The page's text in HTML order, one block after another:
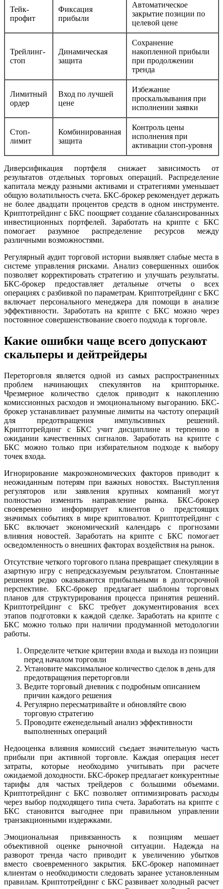
Тейк-
профит
Фиксация
прибыли
Автоматическое
закрытие позиции по
целевой цене
Трейлинг-
стоп
Динамическая
защита
Сохранение
накопленной прибыли
при продолжении
тренда
Лимитный
ордер
Вход по лучшей
цене
Избежание
проскальзывания при
исполнении заявки
Стоп-
лимит
Комбинированная
защита
Контроль цены
исполнения при
активации стоп-уровня
Диверсификация портфеля снижает зависимость от
результатов отдельных торговых операций. Распределение
капитала между разными активами и стратегиями уменьшает
общую волатильность счета. БКС-брокер рекомендует держать
не более двадцати процентов средств в одном инструменте.
Криптотрейдинг с БКС поощряет создание сбалансированных
инвестиционных портфелей. Заработать на крипте с БКС
помогает разумное распределение ресурсов между
различными возможностями.
Регулярный аудит торговой истории выявляет слабые места в
системе управления рисками. Анализ совершенных ошибок
позволяет корректировать стратегию и улучшать результаты.
БКС-брокер предоставляет детальные отчеты о всех
операциях с разбивкой по параметрам. Криптотрейдинг с БКС
включает персонального менеджера для помощи в анализе
эффективности. Заработать на крипте с БКС можно через
постоянное совершенствование своего подхода к торговле.
Какие ошибки чаще всего допускают
скальперы и дейтрейдеры
Переторговля является одной из самых распространенных
проблем начинающих спекулянтов на крипторынке.
Чрезмерное количество сделок приводит к накоплению
комиссионных расходов и эмоциональному выгоранию. БКС-
брокер устанавливает разумные лимиты на частоту операций
для предотвращения импульсивных решений.
Криптотрейдинг с БКС учит дисциплине и терпению в
ожидании качественных сигналов. Заработать на крипте с
БКС можно только при избирательном подходе к выбору
точек входа.
Игнорирование макроэкономических факторов приводит к
неожиданным потерям при важных новостях. Выступления
регуляторов или заявления крупных компаний могут
полностью изменить направление рынка. БКС-брокер
своевременно информирует клиентов о предстоящих
значимых событиях в мире криптовалют. Криптотрейдинг с
БКС включает экономический календарь с прогнозами
влияния новостей. Заработать на крипте с БКС помогает
осведомленность о внешних факторах воздействия на рынок.
Отсутствие четкого торгового плана превращает спекуляции в
азартную игру с непредсказуемым результатом. Спонтанные
решения редко оказываются прибыльными в долгосрочной
перспективе. БКС-брокер предлагает шаблоны торговых
планов для структурирования процесса принятия решений.
Криптотрейдинг с БКС требует документирования всех
этапов подготовки к каждой сделке. Заработать на крипте с
БКС можно только при наличии продуманной методологии
работы.
Определите четкие критерии входа и выхода из позиции
перед началом торговли
Установите максимальное количество сделок в день для
предотвращения переторговли
Ведите торговый дневник с подробным описанием
причин каждого решения
Регулярно пересматривайте и обновляйте свою
торговую стратегию
Проводите еженедельный анализ эффективности
выполненных операций
Недооценка влияния комиссий съедает значительную часть
прибыли при активной торговле. Каждая операция несет
затраты, которые необходимо учитывать при расчете
ожидаемой доходности. БКС-брокер предлагает конкурентные
тарифы для частых трейдеров с большими объемами.
Криптотрейдинг с БКС позволяет оптимизировать расходы
через выбор подходящего типа счета. Заработать на крипте с
БКС становится выгоднее при правильном управлении
транзакционными издержками.
Эмоциональная привязанность к позициям мешает
объективной оценке рыночной ситуации. Надежда на
разворот тренда часто приводит к увеличению убытков
вместо своевременного закрытия. БКС-брокер напоминает
клиентам о необходимости следовать заранее установленным
правилам. Криптотрейдинг с БКС развивает холодный расчет